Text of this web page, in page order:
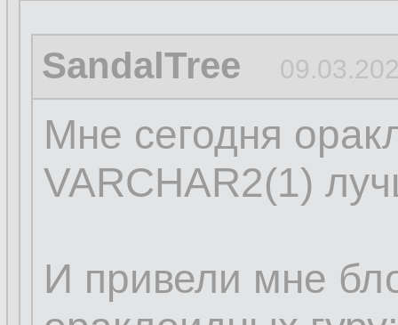
SandalTree
Мне сегодня
VARCHAR2(1)
И привели мне